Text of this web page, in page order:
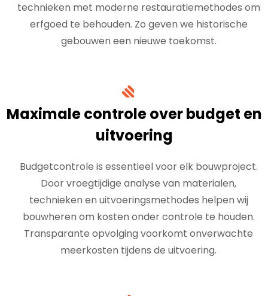
technieken met moderne restauratiemethodes om
erfgoed te behouden. Zo geven we historische
gebouwen een nieuwe toekomst.
Maximale controle over budget en
uitvoering
Budgetcontrole is essentieel voor elk bouwproject.
Door vroegtijdige analyse van materialen,
technieken en uitvoeringsmethodes helpen wij
bouwheren om kosten onder controle te houden.
Transparante opvolging voorkomt onverwachte
meerkosten tijdens de uitvoering.